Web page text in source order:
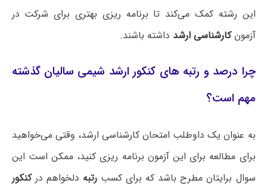
این رشته کمک می‌کند تا برنامه ریزی بهتری برای شرکت در
آزمونکارشناسی ارشد داشته باشند.
چرا درصد و رتبه های کنکور ارشد شیمی سالیان گذشته
مهم است؟
به عنوان یک داوطلب امتحان کارشناسی ارشد، وقتی می‌خواهید
برای مطالعه برای این آزمون برنامه ریزی کنید، ممکن است این
سوال برایتان مطرح باشد که برای کسبرتبه دلخواهم درکنکور